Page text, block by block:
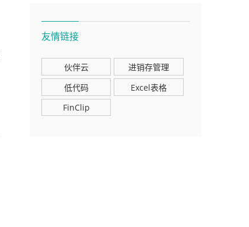
友情链接
伙伴云
进销存管理
低代码
Excel表格
FinClip